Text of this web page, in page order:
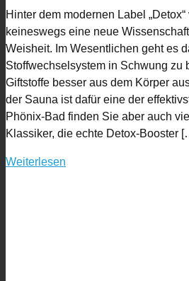
Hinter dem modernen Label
keineswegs eine neue
Weisheit. Im Wesentlichen geht es
Stoffwechselsystem in Schwung zu
Giftstoffe besser aus dem Körper
der Sauna ist dafür eine der
Phönix-Bad finden Sie aber auch
Klassiker, die echte Detox-Booster
Weiterlesen